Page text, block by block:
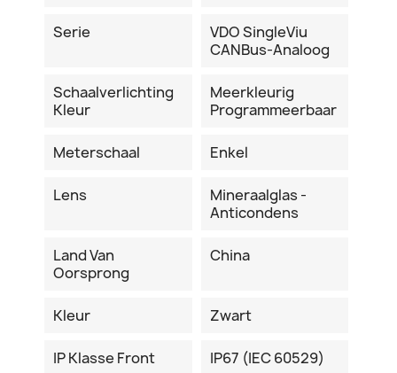
Serie
VDO SingleViu
CANBus-Analoog
Schaalverlichting
Kleur
Meerkleurig
Programmeerbaar
Meterschaal Enkel
Lens
Mineraalglas -
Anticondens
Land Van
Oorsprong
China
Kleur Zwart
IP Klasse Front IP67 (IEC 60529)